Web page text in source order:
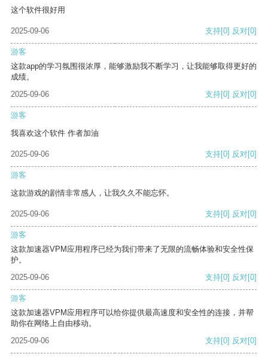
这个软件很好用
2025-09-06 支持[0] 反对[0]
游客
这款app的学习氛围很浓厚，能够激励我不断学习，让我能够取得更好的
成绩。
2025-09-06
支持[0] 反对[0]
游客
我喜欢这个软件 作者加油
2025-09-06 支持[0] 反对[0]
游客
这款游戏的剧情非常感人，让我久久不能忘怀。
2025-09-06 支持[0] 反对[0]
游客
这款加速器VPM应用程序已经为我们带来了无限的流畅体验和安全性保
护。
2025-09-06
支持[0] 反对[0]
游客
这款加速器VPM应用程序可以给你提供最高速度和安全性的连接，并帮
助你在网络上自由移动。
2025-09-06
支持[0] 反对[0]